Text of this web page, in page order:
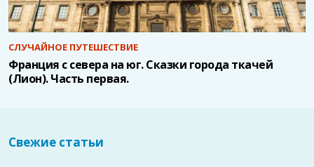
СЛУЧАЙНОЕ ПУТЕШЕСТВИЕ
Франция с севера на юг. Сказки города ткачей
(Лион). Часть первая.
Свежие статьи